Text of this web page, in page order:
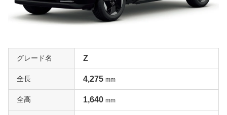
グレード名 Z
全長 4,275 mm
全高 1,640 mm